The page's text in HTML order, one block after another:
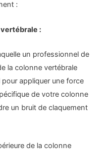
:
:
un professionnel de
la colonne vertébrale
appliquer une force
de votre colonne
un bruit de claquement
de la colonne